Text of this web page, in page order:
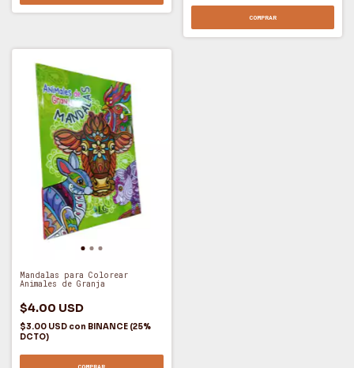
COMPRAR
Mandalas para Colorear
Animales de Granja
$4.00 USD
$3.00 USD con BINANCE (25%
DCTO)